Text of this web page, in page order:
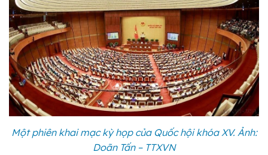
Một phiên khai mạc kỳ họp của Quốc hội khóa XV. Ảnh:
Doãn Tấn – TTXVN